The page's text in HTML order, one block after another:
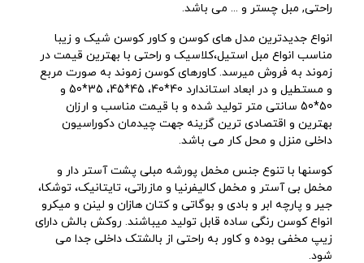
راحتی, مبل چستر و ... می باشد.
انواع جدیدترین مدل های کوسن و کاور کوسن شیک و زیبا
مناسب انواع مبل استیل،کلاسیک و راحتی با بهترین قیمت در
زموند به فروش میرسد. کاورهای کوسن زموند به صورت مربع
و مستطیل و در ابعاد استاندارد 40*40، 45*45، 35*50 و
50*50 سانتی متر تولید شده و با قیمت مناسب و ارزان
بهترین و اقتصادی ترین گزینه جهت چیدمان دکوراسیون
داخلی منزل و محل کار می باشد.
کوسنها با تنوع جنس مخمل پورشه مبلی پشت آستر دار و
مخمل بی آستر و مخمل کالیفرنیا و مازراتی، تایتانیک، توشکا،
جیر و پارچه ابر و بادی و بوگاتی و کتان هازان و لینن و میکرو
انواع کوسن رنگی ساده قابل تولید میباشند. روکش بالش دارای
زیپ مخفی بوده و کاور به راحتی از بالشتک داخلی جدا می
شود.